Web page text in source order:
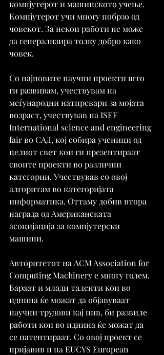
компјутерот и машинското учење.
Компјутерот учи многу побрзо од
човекот. За некои работи не може
да генерализира толку добро како
човек.
Со најновите научни проекти што
ги развивам, учествувам на
меѓународни натпревари за мојата
возраст, учествував на ISEF
International science and engineering
fair во САД, кој собира ученици од
целиот свет кои ги презентираат
своите проекти во различни
категории. Учествував со овој
алгоритам во категоријата
информатика. Оттаму добив втора
награда од Американската
асоцијација за компјутерски
машини.
Авторитетот на ACM Association for
Computing Machinery е многу голем.
Бараат и млади таленти кои во
иднина ќе можат да објавуваат
научни трудови кај нив, би развиле
работи кои во иднина ќе можат да
се патентираат. Со овој проект се
пријавив и на EUCYS European